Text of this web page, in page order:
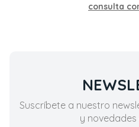
consulta
Suscríbete a nuestro
y novedades